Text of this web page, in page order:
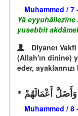
Muhammed / 7
Yâ
yusebbit
Diyanet
(Allah'ın dinine)
eder,
وَأَضَلَّ أَعْمَالَهُمْ
Muhammed / 8